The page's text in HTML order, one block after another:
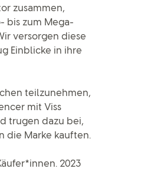
zusammen,
bis zum Mega-
versorgen diese
Einblicke in ihre
teilzunehmen,
mit Viss
trugen dazu bei,
die Marke kauften.
2023